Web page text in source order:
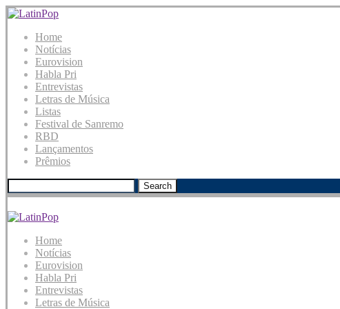
Home
Notícias
Eurovision
Habla Pri
Entrevistas
Letras de Música
Listas
Festival de Sanremo
RBD
Lançamentos
Prêmios
Search
Home
Notícias
Eurovision
Habla Pri
Entrevistas
Letras de Música